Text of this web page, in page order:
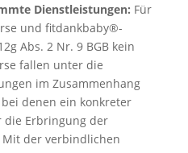
Dienstleistungen: Für
und fitdankbaby®-
Abs. 2 Nr. 9 BGB kein
fallen unter die
im Zusammenhang
denen ein konkreter
die Erbringung der
der verbindlichen